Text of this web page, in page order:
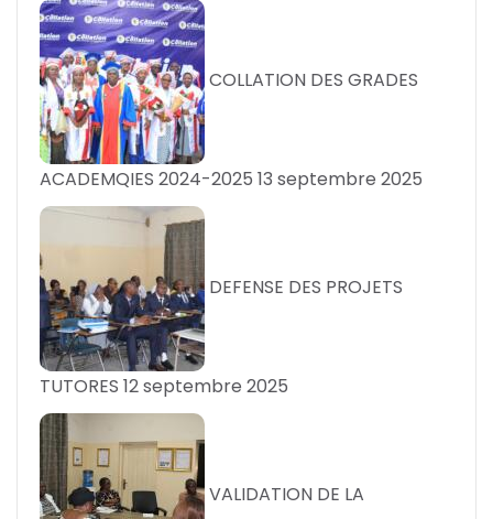
COLLATION DES GRADES
ACADEMQIES 2024-2025 13 septembre 2025
DEFENSE DES PROJETS
TUTORES 12 septembre 2025
VALIDATION DE LA